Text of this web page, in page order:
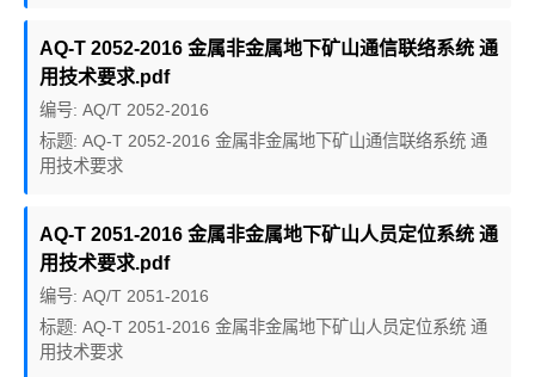
AQ-T 2052-2016 金属非金属地下矿山通信联络系统 通
用技术要求.pdf
编号: AQ/T 2052-2016
标题: AQ-T 2052-2016 金属非金属地下矿山通信联络系统 通
用技术要求
AQ-T 2051-2016 金属非金属地下矿山人员定位系统 通
用技术要求.pdf
编号: AQ/T 2051-2016
标题: AQ-T 2051-2016 金属非金属地下矿山人员定位系统 通
用技术要求